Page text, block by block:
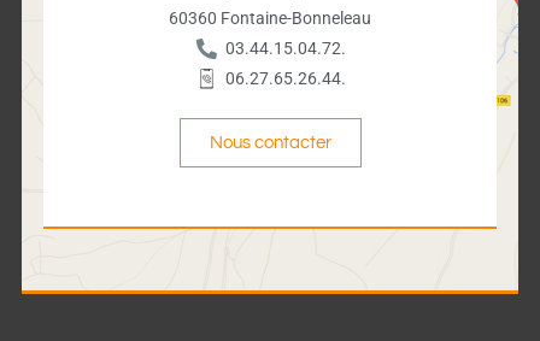
60360 Fontaine-Bonneleau
03.44.15.04.72.
06.27.65.26.44.
Nous contacter